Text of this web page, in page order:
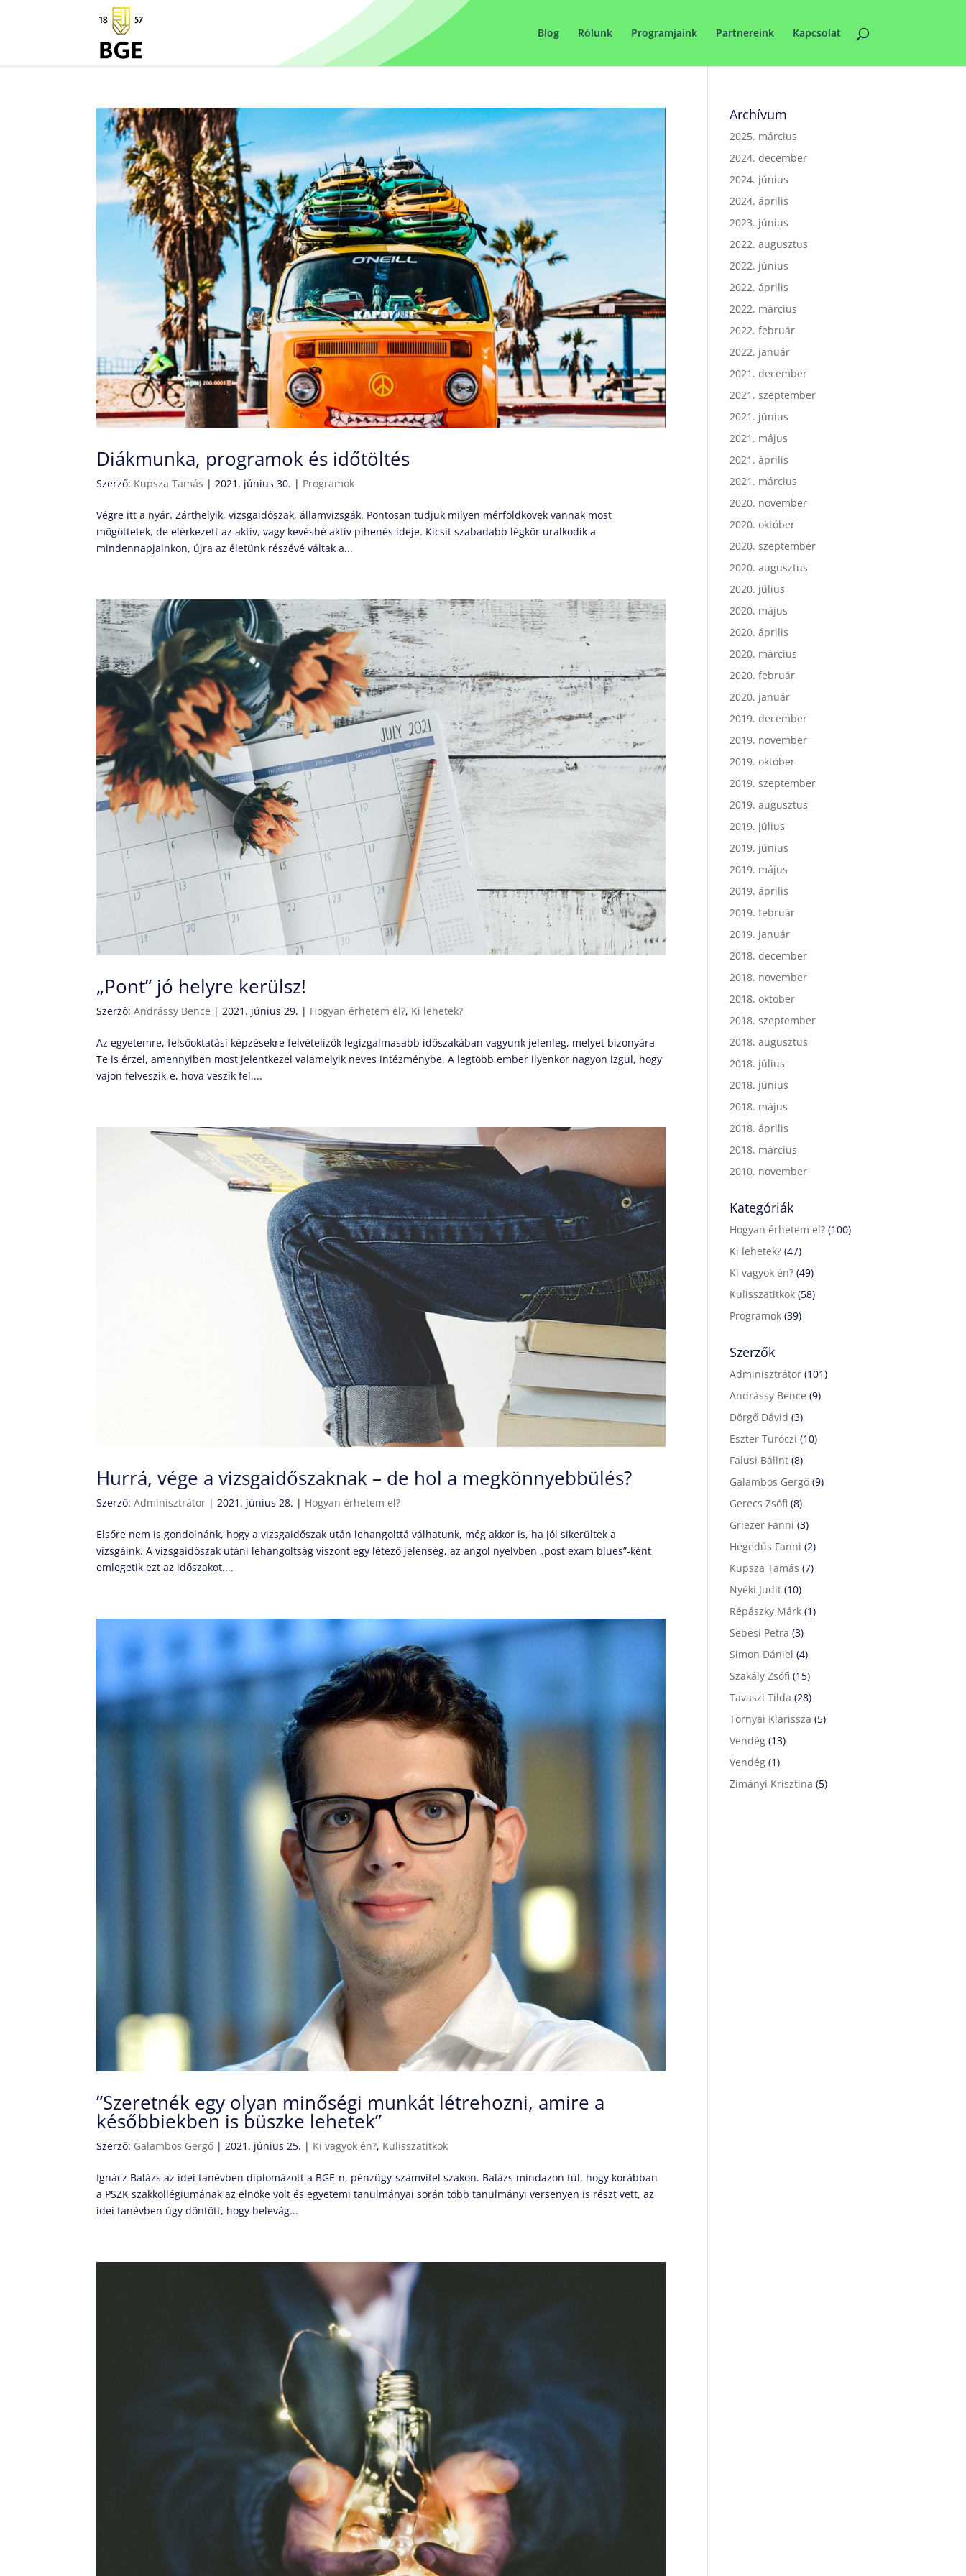
Blog Rólunk Programjaink Partnereink Kapcsolat
Diákmunka, programok és időtöltés
Szerző: Kupsza Tamás |2021. június 30. | Programok
Végre itt a nyár. Zárthelyik, vizsgaidőszak, államvizsgák. Pontosan tudjuk milyen mérföldkövek vannak most
mögöttetek, de elérkezett az aktív, vagy kevésbé aktív pihenés ideje. Kicsit szabadabb légkör uralkodik a
mindennapjainkon, újra az életünk részévé váltak a...
„Pont” jó helyre kerülsz!
Szerző:Andrássy Bence |2021. június 29. | Hogyan érhetem el?, Ki lehetek?
Az egyetemre, felsőoktatási képzésekre felvételizők legizgalmasabb időszakában vagyunk jelenleg, melyet bizonyára
Te is érzel, amennyiben most jelentkezel valamelyik neves intézménybe. A legtöbb ember ilyenkor nagyon izgul, hogy
vajon felveszik-e, hova veszik fel,...
Hurrá, vége a vizsgaidőszaknak – de hol a megkönnyebbülés?
Szerző:Adminisztrátor |2021. június 28. | Hogyan érhetem el?
Elsőre nem is gondolnánk, hogy a vizsgaidőszak után lehangolttá válhatunk, még akkor is, ha jól sikerültek a
vizsgáink. A vizsgaidőszak utáni lehangoltság viszont egy létező jelenség, az angol nyelvben „post exam blues”-ként
emlegetik ezt az időszakot....
”Szeretnék egy olyan minőségi munkát létrehozni, amire a
későbbiekben is büszke lehetek”
Szerző: Galambos Gergő | 2021. június 25. | Ki vagyok én?, Kulisszatitkok
Ignácz Balázs az idei tanévben diplomázott a BGE-n, pénzügy-számvitel szakon. Balázs mindazon túl, hogy korábban
a PSZK szakkollégiumának az elnöke volt és egyetemi tanulmányai során több tanulmányi versenyen is részt vett, az
idei tanévben úgy döntött, hogy belevág...
Archívum
2025. március
2024. december
2024. június
2024. április
2023. június
2022. augusztus
2022. június
2022. április
2022. március
2022. február
2022. január
2021. december
2021. szeptember
2021. június
2021. május
2021. április
2021. március
2020. november
2020. október
2020. szeptember
2020. augusztus
2020. július
2020. május
2020. április
2020. március
2020. február
2020. január
2019. december
2019. november
2019. október
2019. szeptember
2019. augusztus
2019. július
2019. június
2019. május
2019. április
2019. február
2019. január
2018. december
2018. november
2018. október
2018. szeptember
2018. augusztus
2018. július
2018. június
2018. május
2018. április
2018. március
2010. november
Kategóriák
Hogyan érhetem el? (100)
Ki lehetek? (47)
Ki vagyok én? (49)
Kulisszatitkok (58)
Programok (39)
Szerzők
Adminisztrátor (101)
Andrássy Bence (9)
Dörgő Dávid (3)
Eszter Turóczi (10)
Falusi Bálint (8)
Galambos Gergő (9)
Gerecs Zsófi (8)
Griezer Fanni (3)
Hegedűs Fanni (2)
Kupsza Tamás (7)
Nyéki Judit (10)
Répászky Márk (1)
Sebesi Petra (3)
Simon Dániel (4)
Szakály Zsófi (15)
Tavaszi Tilda (28)
Tornyai Klarissza (5)
Vendég (13)
Vendég (1)
Zimányi Krisztina (5)